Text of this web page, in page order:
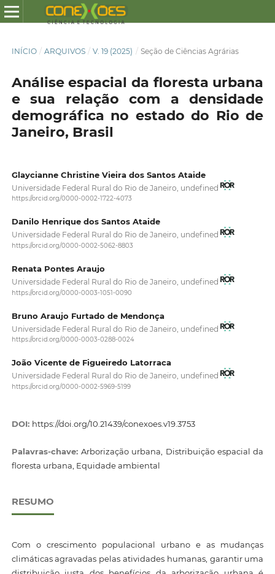
INÍCIO / ARQUIVOS / V. 19 (2025) / Seção de Ciências Agrárias
Análise espacial da floresta urbana
e sua relação com a densidade
demográfica no estado do Rio de
Janeiro, Brasil
Glaycianne Christine Vieira dos Santos Ataide
Universidade Federal Rural do Rio de Janeiro, undefined
https://orcid.org/0000-0002-1722-4073
Danilo Henrique dos Santos Ataide
Universidade Federal Rural do Rio de Janeiro, undefined
https://orcid.org/0000-0002-5062-8803
Renata Pontes Araujo
Universidade Federal Rural do Rio de Janeiro, undefined
https://orcid.org/0000-0003-1051-0090
Bruno Araujo Furtado de Mendonça
Universidade Federal Rural do Rio de Janeiro, undefined
https://orcid.org/0000-0003-0288-0024
João Vicente de Figueiredo Latorraca
Universidade Federal Rural do Rio de Janeiro, undefined
https://orcid.org/0000-0002-5969-5199
DOI: https://doi.org/10.21439/conexoes.v19.3753
Palavras-chave: Arborização urbana, Distribuição espacial da
floresta urbana, Equidade ambiental
RESUMO
Com o crescimento populacional urbano e as mudanças
climáticas agravadas pelas atividades humanas, garantir uma